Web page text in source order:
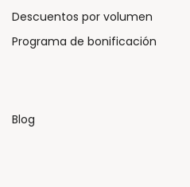
Descuentos por volumen
Programa de bonificación
Blog